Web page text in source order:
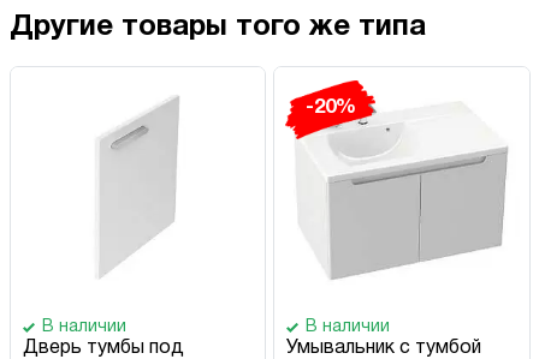
Другие товары того же типа
В наличии
Дверь тумбы под
-20%
В наличии
Умывальник с тумбой